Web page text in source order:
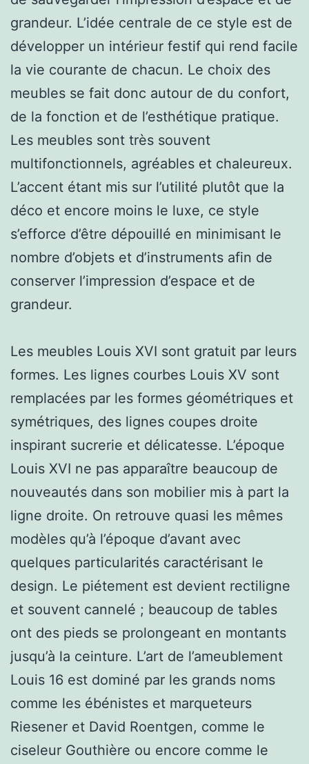
grandeur. L’idée centrale de ce style est de
développer un intérieur festif qui rend facile
la vie courante de chacun. Le choix des
meubles se fait donc autour de du confort,
de la fonction et de l’esthétique pratique.
Les meubles sont très souvent
multifonctionnels, agréables et chaleureux.
L’accent étant mis sur l’utilité plutôt que la
déco et encore moins le luxe, ce style
s’efforce d’être dépouillé en minimisant le
nombre d’objets et d’instruments afin de
conserver l’impression d’espace et de
grandeur.
Les meubles Louis XVI sont gratuit par leurs
formes. Les lignes courbes Louis XV sont
remplacées par les formes géométriques et
symétriques, des lignes coupes droite
inspirant sucrerie et délicatesse. L’époque
Louis XVI ne pas apparaître beaucoup de
nouveautés dans son mobilier mis à part la
ligne droite. On retrouve quasi les mêmes
modèles qu’à l’époque d’avant avec
quelques particularités caractérisant le
design. Le piétement est devient rectiligne
et souvent cannelé ; beaucoup de tables
ont des pieds se prolongeant en montants
jusqu’à la ceinture. L’art de l’ameublement
Louis 16 est dominé par les grands noms
comme les ébénistes et marqueteurs
Riesener et David Roentgen, comme le
ciseleur Gouthière ou encore comme le